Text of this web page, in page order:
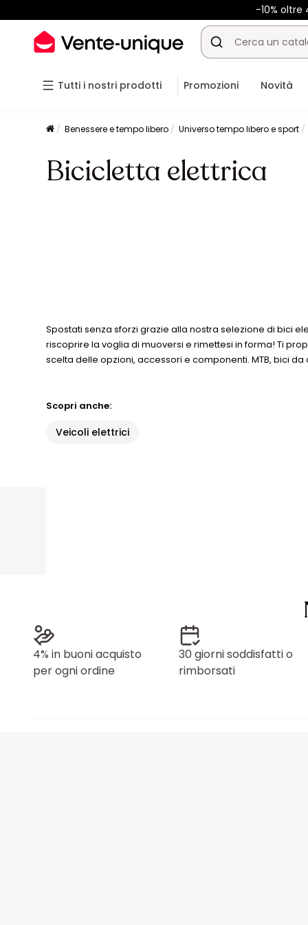
-10%
Tutti i nostri prodotti Promozioni Novità
Benessere e tempo libero Universo tempo libero e sport
Bicicletta elettrica
Spostati senza sforzi grazie alla nostra selezione di bici
riscoprire la voglia di muoversi e rimettesi in forma! Ti
scelta delle opzioni, accessori e componenti. MTB, bici
Scopri anche:
Veicoli elettrici
4% in buoni acquisto
per ogni ordine
30 giorni soddisfatti o
rimborsati